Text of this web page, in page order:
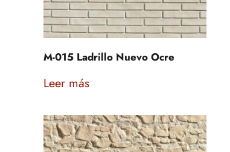
M-015 Ladrillo Nuevo Ocre
Leer más